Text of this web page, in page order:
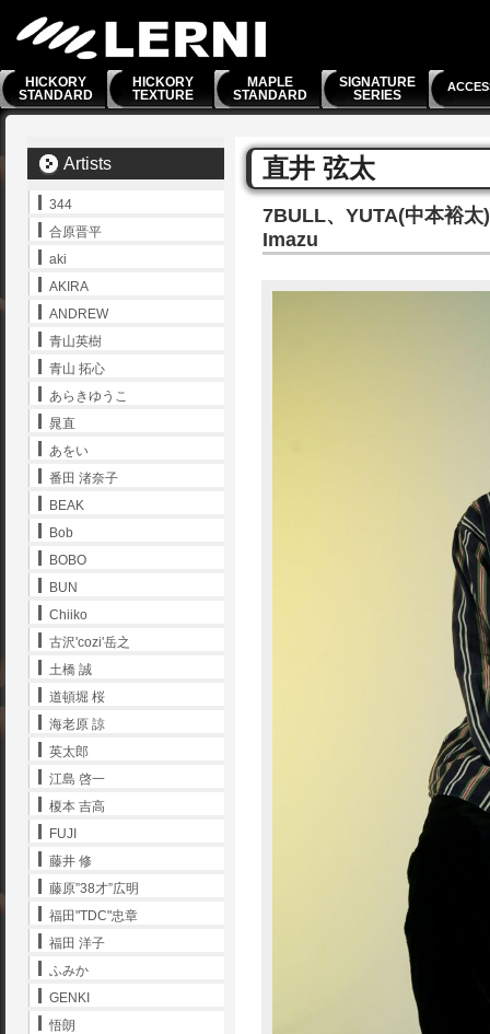
HICKORY
STANDARD
HICKORY
TEXTURE
MAPLE
STANDARD
SIGNATURE
SERIES
直井 弦太
7BULL、YUTA(中本裕
Imazu
Artists
344
合原晋平
aki
AKIRA
ANDREW
青山英樹
青山 拓心
あらきゆうこ
晁直
あをい
番田 渚奈子
BEAK
Bob
BOBO
BUN
Chiiko
古沢'cozi'岳之
土橋 誠
道頓堀 桜
海老原 諒
英太郎
江島 啓一
榎本 吉高
FUJI
藤井 修
藤原”38才”広明
福田"TDC"忠章
福田 洋子
ふみか
GENKI
悟朗